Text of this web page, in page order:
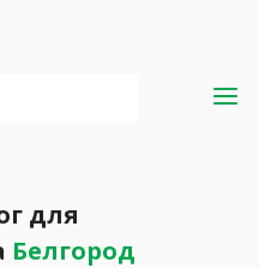
для
Белгород